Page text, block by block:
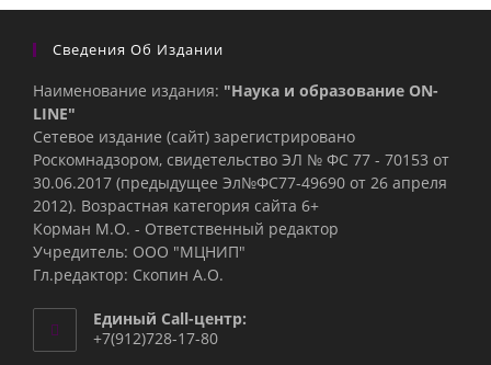
Сведения Об Издании
Наименование издания: "Наука и образование ON-
LINE"
Сетевое издание (сайт) зарегистрировано
Роскомнадзором, свидетельство ЭЛ № ФС 77 - 70153 от
30.06.2017 (предыдущее Эл№ФC77-49690 от 26 апреля
2012). Возрастная категория сайта 6+
Корман М.О. - Ответственный редактор
Учредитель: ООО "МЦНИП"
Гл.редактор: Скопин А.О.
Единый Call-центр:
+7(912)728-17-80